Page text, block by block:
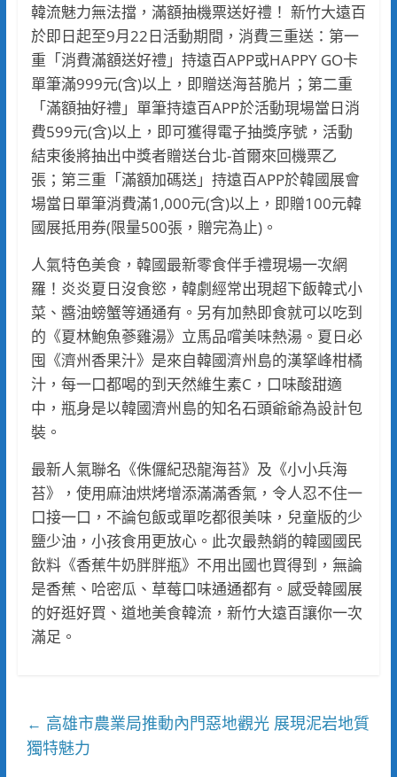
韓流魅力無法擋，滿額抽機票送好禮！ 新竹大遠百
於即日起至9月22日活動期間，消費三重送：第一
重「消費滿額送好禮」持遠百APP或HAPPY GO卡
單筆滿999元(含)以上，即贈送海苔脆片；第二重
「滿額抽好禮」單筆持遠百APP於活動現場當日消
費599元(含)以上，即可獲得電子抽獎序號，活動
結束後將抽出中獎者贈送台北-首爾來回機票乙
張；第三重「滿額加碼送」持遠百APP於韓國展會
場當日單筆消費滿1,000元(含)以上，即贈100元韓
國展抵用券(限量500張，贈完為止)。
人氣特色美食，韓國最新零食伴手禮現場一次網
羅！炎炎夏日沒食慾，韓劇經常出現超下飯韓式小
菜、醬油螃蟹等通通有。另有加熱即食就可以吃到
的《夏林鮑魚蔘雞湯》立馬品嚐美味熱湯。夏日必
囤《濟州香果汁》是來自韓國濟州島的漢拏峰柑橘
汁，每一口都喝的到天然維生素C，口味酸甜適
中，瓶身是以韓國濟州島的知名石頭爺爺為設計包
裝。
最新人氣聯名《侏儸紀恐龍海苔》及《小小兵海
苔》，使用麻油烘烤增添滿滿香氣，令人忍不住一
口接一口，不論包飯或單吃都很美味，兒童版的少
鹽少油，小孩食用更放心。此次最熱銷的韓國國民
飲料《香蕉牛奶胖胖瓶》不用出國也買得到，無論
是香蕉、哈密瓜、草莓口味通通都有。感受韓國展
的好逛好買、道地美食韓流，新竹大遠百讓你一次
滿足。
← 高雄市農業局推動內門惡地觀光 展現泥岩地質
獨特魅力